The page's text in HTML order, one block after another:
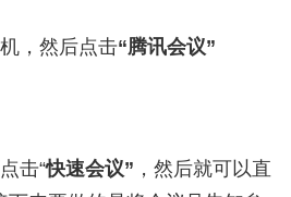
，然后点击“腾讯会议”
击“快速会议” ，然后就可以直